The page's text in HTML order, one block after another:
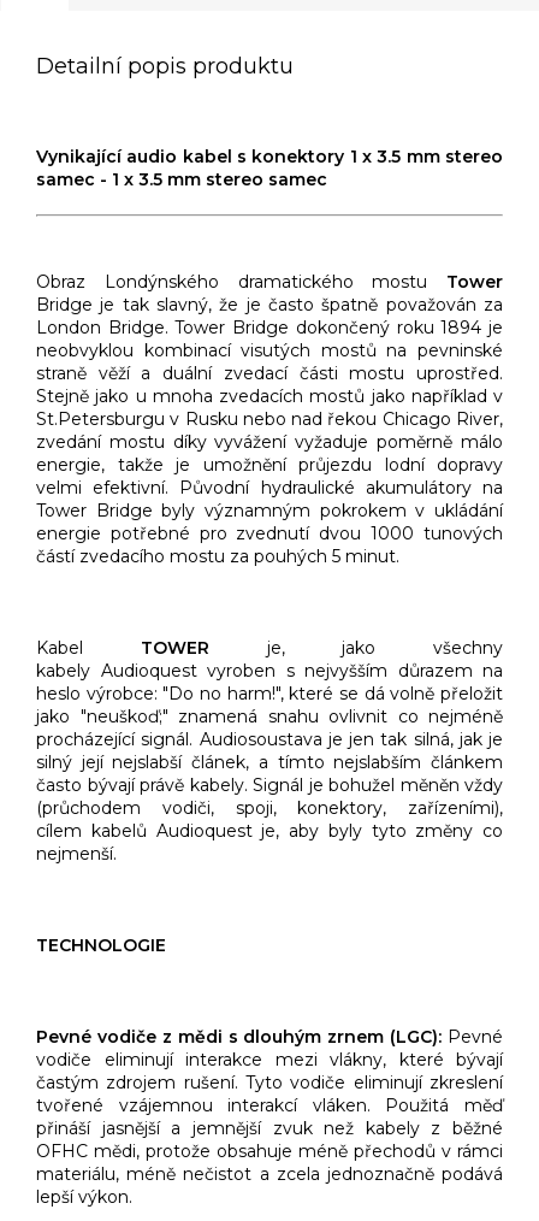
Detailní popis produktu
Vynikající audio kabel s konektory 1 x 3.5 mm stereo
samec - 1 x 3.5 mm stereo samec
Obraz Londýnského dramatického mostu Tower
Bridge je tak slavný, že je často špatně považován za
London Bridge. Tower Bridge dokončený roku 1894 je
neobvyklou kombinací visutých mostů na pevninské
straně věží a duální zvedací části mostu uprostřed.
Stejně jako u mnoha zvedacích mostů jako například v
St.Petersburgu v Rusku nebo nad řekou Chicago River,
zvedání mostu díky vyvážení vyžaduje poměrně málo
energie, takže je umožnění průjezdu lodní dopravy
velmi efektivní. Původní hydraulické akumulátory na
Tower Bridge byly významným pokrokem v ukládání
energie potřebné pro zvednutí dvou 1000 tunových
částí zvedacího mostu za pouhých 5 minut.
Kabel TOWER je, jako všechny
kabely Audioquest vyroben s nejvyšším důrazem na
heslo výrobce: "Do no harm!", které se dá volně přeložit
jako "neuškoď;" znamená snahu ovlivnit co nejméně
procházející signál. Audiosoustava je jen tak silná, jak je
silný její nejslabší článek, a tímto nejslabším článkem
často bývají právě kabely. Signál je bohužel měněn vždy
(průchodem vodiči, spoji, konektory, zařízeními),
cílem kabelů Audioquest je, aby byly tyto změny co
nejmenší.
TECHNOLOGIE
Pevné vodiče z mědi s dlouhým zrnem (LGC): Pevné
vodiče eliminují interakce mezi vlákny, které bývají
častým zdrojem rušení. Tyto vodiče eliminují zkreslení
tvořené vzájemnou interakcí vláken. Použitá měď
přináší jasnější a jemnější zvuk než kabely z běžné
OFHC mědi, protože obsahuje méně přechodů v rámci
materiálu, méně nečistot a zcela jednoznačně podává
lepší výkon.